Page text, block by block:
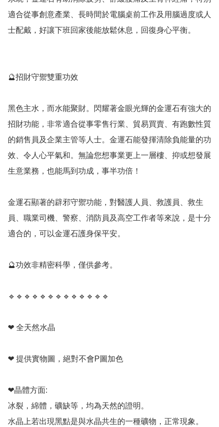
適合從事創意產業、長時間於電腦桌前工作及用腦過度或人
士配戴，好讓下班回家後能放鬆休息，回復身心平衡。
🔮招財守禦雙重功效
黑色主水，而水能聚財。閃耀著金眼光輝的金運石有強大的
招財功能，非常適合從事零售行業、貿易買賣、有跑數性質
的銷售員及企業主管等人士。金運石能發揮清除負能量的功
效、令人心平氣和。無論您想事業更上一層樓、抑或想發展
生意業務，也能馬到功成，事半功倍！
金運石顯著的辟邪守禦功能，對醫護人員、救護員、救生
員、職業司機、警察、消防員及高空工作者等來說，是十分
適合的，可以金運石護身保平安。
🔮功效非精密科學，僅供參考。
🔹️🔹️🔹️🔹️🔹️🔹️🔹️🔹️🔹️🔹️🔹️🔹️🔹️
❤ 全天然水晶
❤ 提供實物圖，絕對不會P圖加色
❤晶體方面:
冰裂，綿體，礦缺等，均為天然的證明。
水晶上若出現黑點是與水晶共生的一種礦物，正常現象。